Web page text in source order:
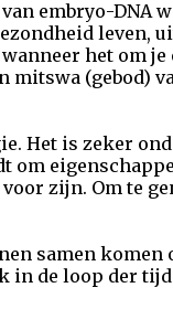
embryo-DNA
leven,
het om je
(gebod)
Het is zeker
om
zijn. Om te
samen komen
in de loop der